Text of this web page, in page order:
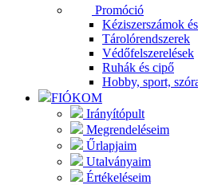
Promóció
Kéziszerszámok
Tárolórendszerek
Védőfelszerelések
Ruhák és cipő
Hobby, sport,
FIÓKOM
Irányítópult
Megrendeléseim
Űrlapjaim
Utalványaim
Értékeléseim